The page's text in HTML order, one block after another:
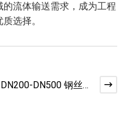
流体输送需求，成为工程
选择。
DN200-DN500 钢丝网